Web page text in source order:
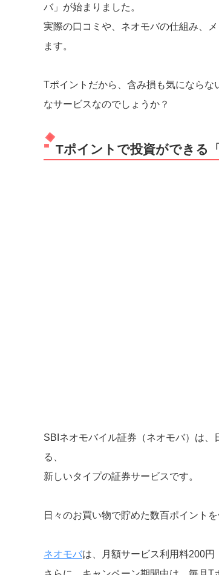
バ」が始まりました。
実際の口コミや、ネオモバの仕組み、
ます。
Tポイントだから、含み損も気になら
なサービスなのでしょうか？
Tポイントで投資ができる
SBIネオモバイル証券（ネオモバ）は
る、
新しいタイプの証券サービスです。
日々のお買い物で貯めた数百ポイント
ネオモバは、月額サービス利用料200円